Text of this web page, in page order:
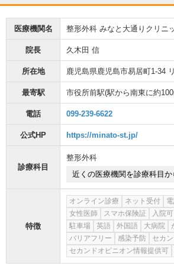
医療機関名 整形外科 みなと大通りクリニ
院長 久木田 信
所在地 鹿児島県鹿児島市易居町1-34
最寄駅 市役所前駅(駅から南東に約
電話 099-239-6622
公式HP https://minato-st.jp/
診療科目
整形外科
近くの医療機関を診療科目か
特徴
オンライン診療 ネット受付
女性医師
スマホ保険証 入院可
駐車場
英語 外国語 大病院
バリアフリー
感染予防
セカ
セカンドオピニオン情報提供可